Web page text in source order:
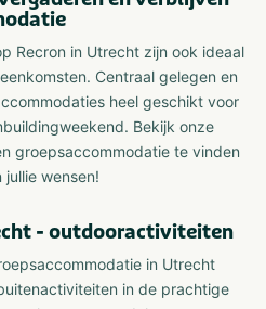
Recron in Utrecht zijn ook ideaal
Centraal gelegen en
heel geschikt voor
Bekijk onze
groepsaccommodatie te vinden
wensen!
- outdooractiviteiten
in Utrecht
in de prachtige